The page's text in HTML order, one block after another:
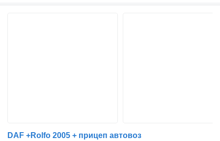
DAF +Rolfo 2005 + прицеп автовоз